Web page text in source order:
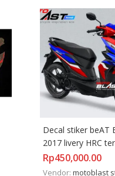
Decal stiker beAT
2017 livery HRC
motoblast
Rp450,000.00
Vendor: motoblast